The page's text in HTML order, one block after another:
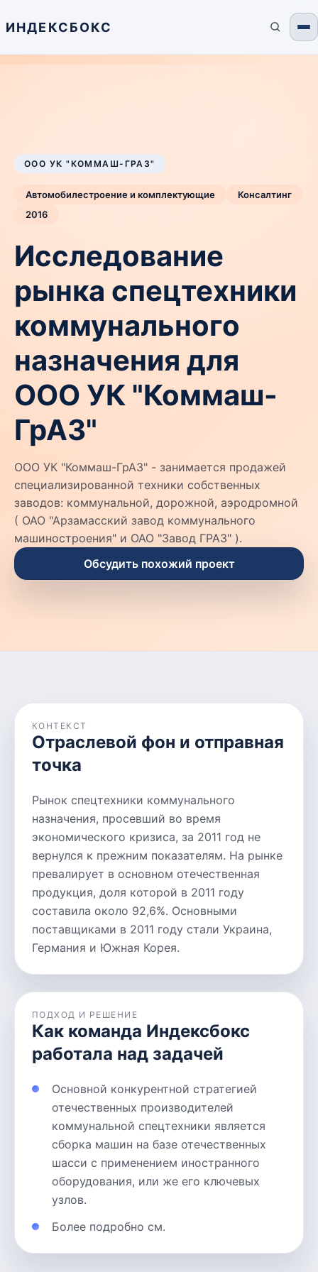
ИНДЕКСБОКС
ООО УК "КОММАШ-ГРАЗ"
Автомобилестроение и комплектующие
Консалтинг
2016
Исследование
рынка спецтехники
коммунального
назначения для
ООО УК "Коммаш-
ГрАЗ"
ООО УК "Коммаш-ГрАЗ" - занимается продажей
специализированной техники собственных
заводов: коммунальной, дорожной, аэродромной
( ОАО "Арзамасский завод коммунального
машиностроения" и ОАО "Завод ГРАЗ" ).
Обсудить похожий проект
КОНТЕКСТ
Отраслевой фон и отправная
точка
Рынок спецтехники коммунального
назначения, просевший во время
экономического кризиса, за 2011 год не
вернулся к прежним показателям. На рынке
превалирует в основном отечественная
продукция, доля которой в 2011 году
составила около 92,6%. Основными
поставщиками в 2011 году стали Украина,
Германия и Южная Корея.
ПОДХОД И РЕШЕНИЕ
Как команда Индексбокс
работала над задачей
Основной конкурентной стратегией
отечественных производителей
коммунальной спецтехники является
сборка машин на базе отечественных
шасси с применением иностранного
оборудования, или же его ключевых
узлов.
Более подробно см.